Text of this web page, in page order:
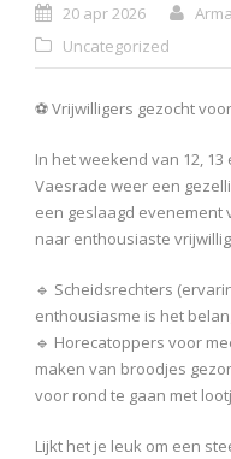
20 apr 2026
Uncategorized
⚽️ Vrijwilligers gezocht
In het weekend van 12,
Vaesrade weer een
een geslaagd evenement
naar enthousiaste
🔹 Scheidsrechters
enthousiasme is het
🔹 Horecatoppers voor
maken van broodjes
voor rond te gaan met
Lijkt het je leuk om een